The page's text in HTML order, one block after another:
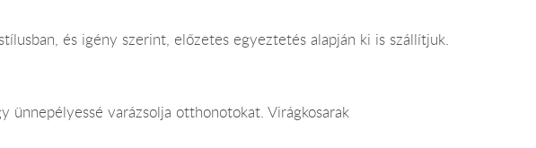
és igény szerint, előzetes egyeztetés alapján ki is szállítjuk.
varázsolja otthonotokat. Virágkosarak